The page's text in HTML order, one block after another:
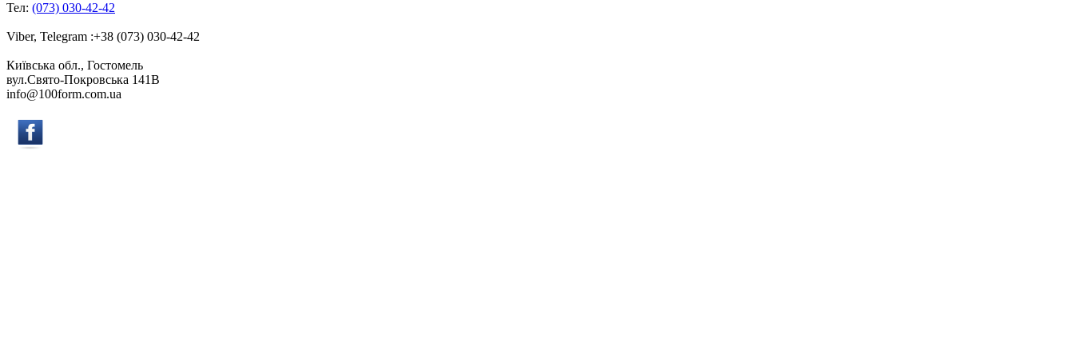
Тел: (073) 030-42-42
Viber, Telegram :+38 (073) 030-42-42
Київська обл., Гостомель
вул.Свято-Покровська 141B
info@100form.com.ua